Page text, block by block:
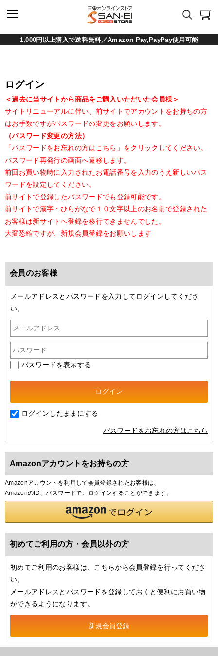
1,000円以上購入で送料無料／Amazon Pay,PayPay使用可能
ログイン
＜過去に当サイトから商品をご購入いただいた会員様＞
サイトリニューアルに伴い、前サイトでアカウントをお持ちの方
はお手数ですがパスワードの変更をお願いします。
（パスワード変更の方法）
「パスワードをお忘れの方はこちら」をクリックしてください。
パスワード再発行の画面へ遷移します。
前回お買い物時に入力されたお電話番号を入力のうえ新しいパス
ワードを設定してください。
前サイトで登録したパスワードでも登録可能です。
前サイトで漢字・ひらがなで１０文字以上のお名前で登録された
お客様は新サイトへ登録を移行できませんでした。
大変恐縮ですが、新規会員登録をお願いします
会員のお客様
メールアドレスとパスワードを入力してログインしてくださ
い。
パスワードを表示する
ログインしたままにする
パスワードをお忘れの方はこちら
Amazonアカウントをお持ちの方
Amazonアカウントを利用して会員登録されたお客様は、
AmazonのID、パスワードで、ログインすることができます。
初めてご利用の方・会員以外の方
初めてご利用のお客様は、こちらから会員登録を行ってくださ
い。
メールアドレスとパスワードを登録しておくと便利にお買い物
ができるようになります。